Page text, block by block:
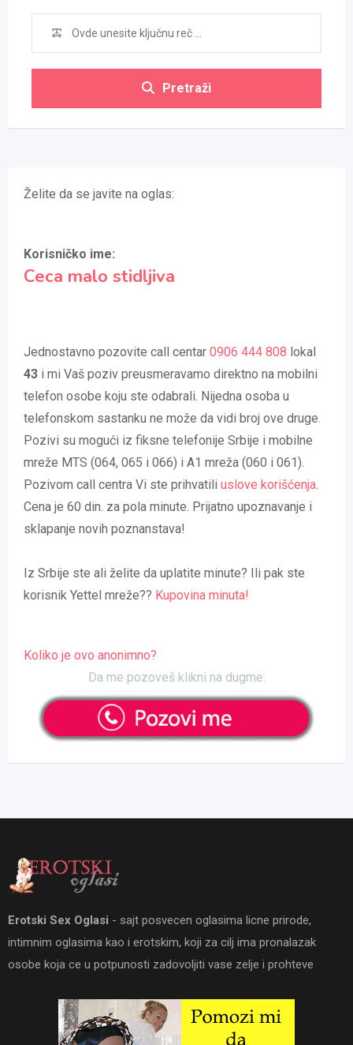
Pretraži
Želite da se javite na oglas:
Korisničko ime:
Ceca malo stidljiva
Jednostavno pozovite call centar 0906 444 808 lokal
43 i mi Vaš poziv preusmeravamo direktno na mobilni
telefon osobe koju ste odabrali. Nijedna osoba u
telefonskom sastanku ne može da vidi broj ove druge.
Pozivi su mogući iz fiksne telefonije Srbije i mobilne
mreže MTS (064, 065 i 066) i A1 mreža (060 i 061).
Pozivom call centra Vi ste prihvatili uslove korišćenja.
Cena je 60 din. za pola minute. Prijatno upoznavanje i
sklapanje novih poznanstava!
Iz Srbije ste ali želite da uplatite minute? Ili pak ste
korisnik Yettel mreže?? Kupovina minuta!
Koliko je ovo anonimno?
Da me pozoveš klikni na dugme:
Erotski Sex Oglasi - sajt posvecen oglasima licne prirode,
intimnim oglasima kao i erotskim, koji za cilj ima pronalazak
osobe koja ce u potpunosti zadovoljiti vase zelje i prohteve